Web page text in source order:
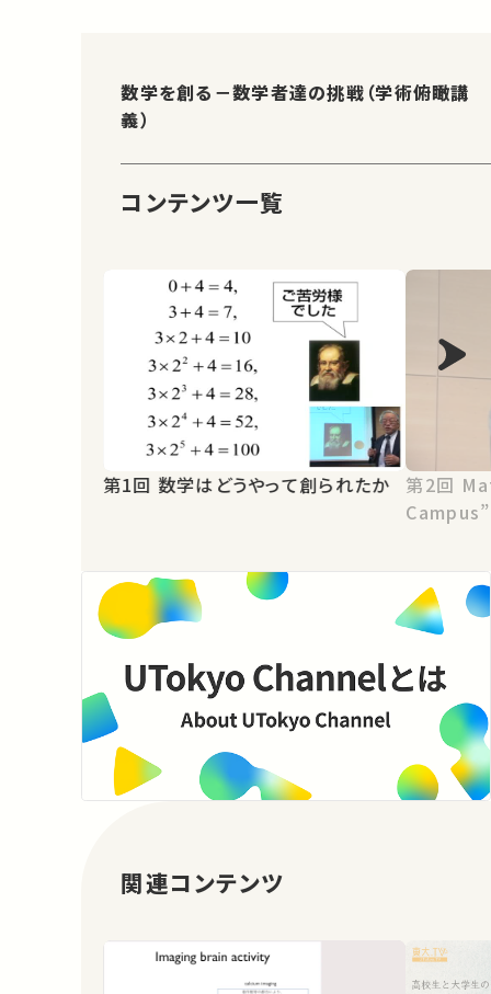
数学を創る－数学者達の挑戦（学術俯瞰講
義）
コンテンツ一覧
第1回 数学はどうやって創られたか
第2回 Mathematics “On
Campus”
関連コンテンツ